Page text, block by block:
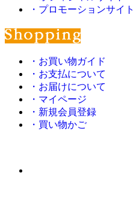
・プロモーションサイト
・お買い物ガイド
・お支払について
・お届けについて
・マイページ
・新規会員登録
・買い物かご